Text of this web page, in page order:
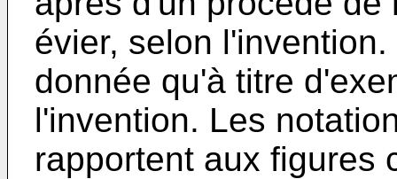
évier, selon
donnée qu'à titre
l'invention. Les
rapportent aux figures